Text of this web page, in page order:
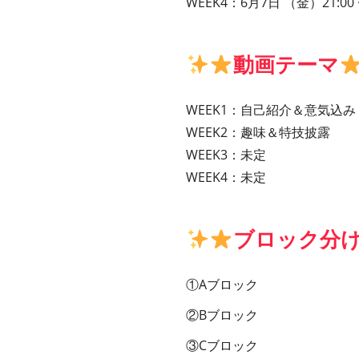
動画テーマ
WEEK1：自己紹介＆意気込み
WEEK2：趣味＆特技披露
WEEK3：未定
WEEK4：未定
ブロック分
①Aブロック
②Bブロック
③Cブロック